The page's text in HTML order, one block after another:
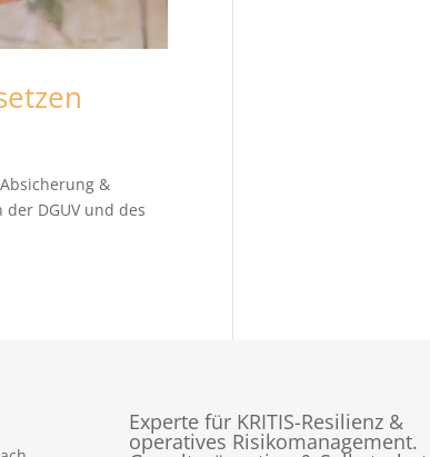
&
DGUV und des
Experte für KRITIS-Resilienz &
operatives Risikomanagement.